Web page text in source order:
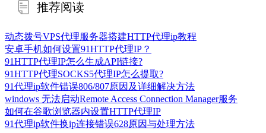
推荐阅读
动态拨号VPS代理服务器搭建HTTP代理ip教程
安卓手机如何设置91HTTP代理IP？
91HTTP代理IP怎么生成API链接?
91HTTP代理SOCKS5代理IP怎么提取?
91代理ip软件错误806/807原因及详细解决方法
windows 无法启动Remote Access Connection Manager服务
如何在谷歌浏览器内设置HTTP代理IP
91代理ip软件换ip连接错误628原因与处理方法